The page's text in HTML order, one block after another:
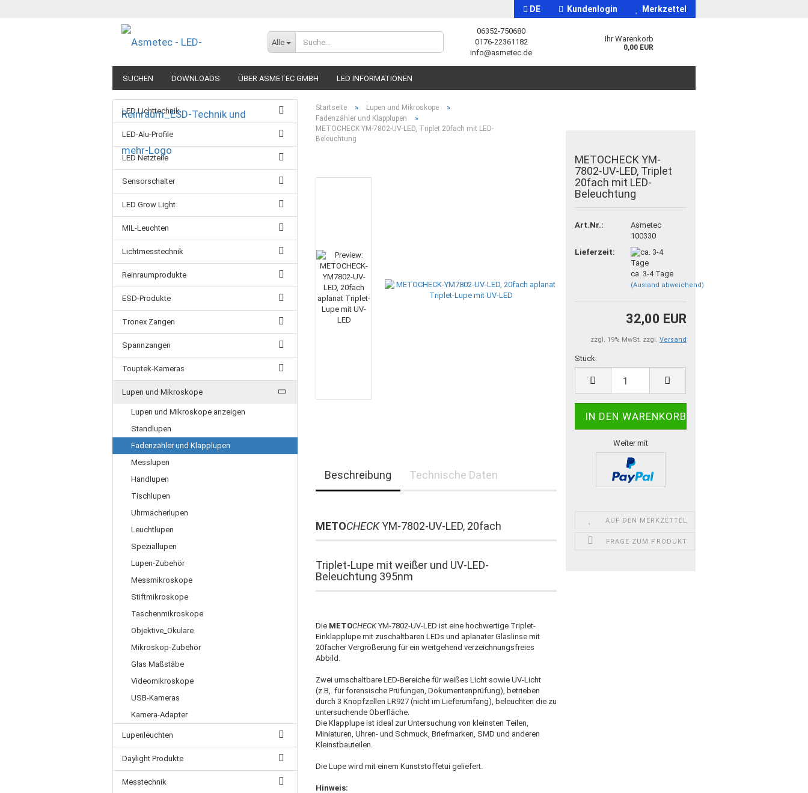
DE
Sprache auswählen
Kundenlogin Merkzettel
Alle
06352-750680
0176-22361182
info@asmetec.de
Ihr Warenkorb
0,00 EUR
SUCHEN DOWNLOADS ÜBER ASMETEC GMBH LED INFORMATIONEN
Startseite » Lupen und Mikroskope »
Fadenzähler und Klapplupen »
METOCHECK YM-7802-UV-LED, Triplet 20fach mit LED-
Beleuchtung
METOCHECK YM-
7802-UV-LED, Triplet
20fach mit LED-
Beleuchtung
Art.Nr.:
Asmetec
100330
Lieferzeit:
ca. 3-4 Tage
(Ausland abweichend)
32,00 EUR
zzgl. 19% MwSt. zzgl. Versand
Stück:
Stück
Weiter mit
AUF DEN MERKZETTEL
FRAGE ZUM PRODUKT
Beschreibung Technische Daten
METOCHECKYM-7802-UV-LED, 20fach
Triplet-Lupe mit weißer und UV-LED-
Beleuchtung 395nm
Die METOCHECKYM-7802-UV-LED ist eine hochwertige Triplet-
Einklapplupe mit zuschaltbaren LEDs und aplanater Glaslinse mit
20facher Vergrößerung für ein weitgehend verzeichnungsfreies
Abbild.
Zwei umschaltbare LED-Bereiche für weißes Licht sowie UV-Licht
(z.B,. für forensische Prüfungen, Dokumentenprüfung), betrieben
durch 3 Knopfzellen LR927 (nicht im Lieferumfang), beleuchten die zu
untersuchende Oberfläche.
Die Klapplupe ist ideal zur Untersuchung von kleinsten Teilen,
Miniaturen, Uhren- und Schmuck, Briefmarken, SMD und anderen
Kleinstbauteilen.
Die Lupe wird mit einem Kunststoffetui geliefert.
Hinweis:
LED Lichttechnik
LED-Alu-Profile
LED Netzteile
Sensorschalter
LED Grow Light
MIL-Leuchten
Lichtmesstechnik
Reinraumprodukte
ESD-Produkte
Tronex Zangen
Spannzangen
Touptek-Kameras
Lupen und Mikroskope
Lupen und Mikroskope anzeigen
Standlupen
Fadenzähler und Klapplupen
Messlupen
Handlupen
Tischlupen
Uhrmacherlupen
Leuchtlupen
Speziallupen
Lupen-Zubehör
Messmikroskope
Stiftmikroskope
Taschenmikroskope
Objektive_Okulare
Mikroskop-Zubehör
Glas Maßstäbe
Videomikroskope
USB-Kameras
Kamera-Adapter
Lupenleuchten
Daylight Produkte
Messtechnik